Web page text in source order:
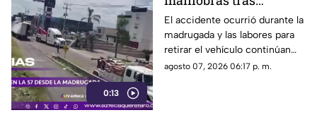
0:13
volcadura de unidad
pesada en la carretera
57
El accidente ocurrió durante la
madrugada y las labores para
retirar el vehículo continúan
desde hace más de 12 horas en
agosto 07, 2026 06:17 p. m.